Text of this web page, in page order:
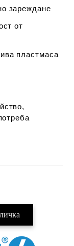
зареждане
от
пластмаса